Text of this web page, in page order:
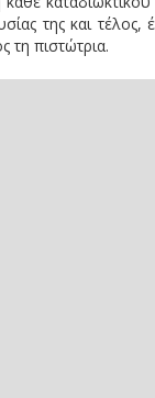
της και
τη πιστώτρια.